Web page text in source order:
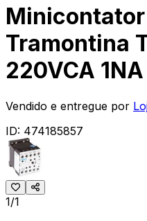
Tramontina
220VCA 1NA
Vendido e entregue por
ID: 474185857
1/1